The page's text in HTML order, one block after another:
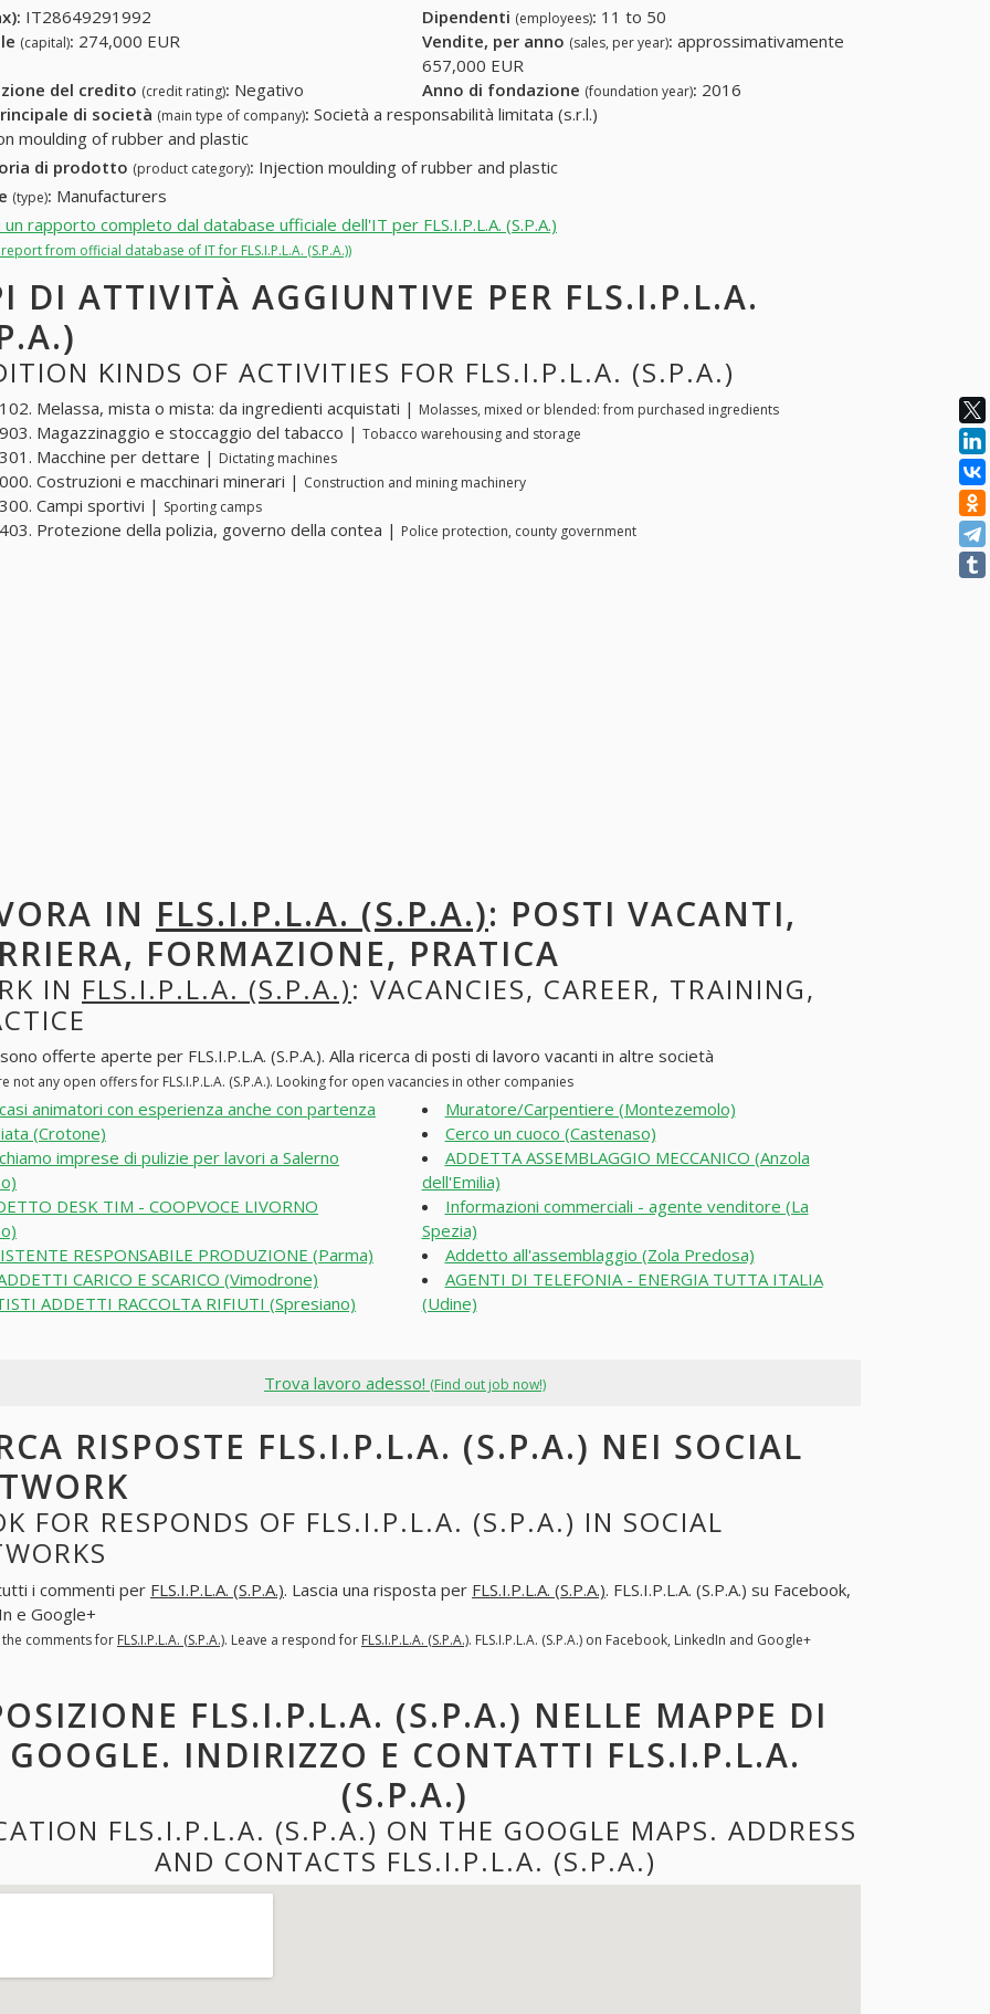
IT28649291992 Dipendenti (employees): 11 to 50
(capital): 274,000 EUR Vendite, per anno (sales, per year): approssimativamente
657,000 EUR
del credito (credit rating): Negativo Anno di fondazione (foundation year): 2016
di società (main type of company): Società a responsabilità limitata (s.r.l.)
moulding of rubber and plastic
di prodotto (product category): Injection moulding of rubber and plastic
(type): Manufacturers
rapporto completo dal database ufficiale dell'IT per FLS.I.P.L.A. (S.P.A.)
from official database of IT for FLS.I.P.L.A. (S.P.A.))
DI ATTIVITÀ AGGIUNTIVE PER FLS.I.P.L.A.
KINDS OF ACTIVITIES FOR FLS.I.P.L.A. (S.P.A.)
Melassa, mista o mista: da ingredienti acquistati | Molasses, mixed or blended: from purchased ingredients
Magazzinaggio e stoccaggio del tabacco | Tobacco warehousing and storage
Macchine per dettare | Dictating machines
Costruzioni e macchinari minerari | Construction and mining machinery
Campi sportivi | Sporting camps
Protezione della polizia, governo della contea | Police protection, county government
IN FLS.I.P.L.A. (S.P.A.): POSTI VACANTI,
FORMAZIONE, PRATICA
IN FLS.I.P.L.A. (S.P.A.): VACANCIES, CAREER, TRAINING,
offerte aperte per FLS.I.P.L.A. (S.P.A.). Alla ricerca di posti di lavoro vacanti in altre società
not any open offers for FLS.I.P.L.A. (S.P.A.). Looking for open vacancies in other companies
animatori con esperienza anche con partenza
(Crotone)
imprese di pulizie per lavori a Salerno
DESK TIM - COOPVOCE LIVORNO
RESPONSABILE PRODUZIONE (Parma)
CARICO E SCARICO (Vimodrone)
ADDETTI RACCOLTA RIFIUTI (Spresiano)
Muratore/Carpentiere (Montezemolo)
Cerco un cuoco (Castenaso)
ADDETTA ASSEMBLAGGIO MECCANICO (Anzola
dell'Emilia)
Informazioni commerciali - agente venditore (La
Spezia)
Addetto all'assemblaggio (Zola Predosa)
AGENTI DI TELEFONIA - ENERGIA TUTTA ITALIA
(Udine)
Trova lavoro adesso! (Find out job now!)
RISPOSTE FLS.I.P.L.A. (S.P.A.) NEI SOCIAL
FOR RESPONDS OF FLS.I.P.L.A. (S.P.A.) IN SOCIAL
i commenti per FLS.I.P.L.A. (S.P.A.). Lascia una risposta per FLS.I.P.L.A. (S.P.A.). FLS.I.P.L.A. (S.P.A.) su Facebook,
e Google+
the comments for FLS.I.P.L.A. (S.P.A.). Leave a respond for FLS.I.P.L.A. (S.P.A.). FLS.I.P.L.A. (S.P.A.) on Facebook, LinkedIn and Google+
FLS.I.P.L.A. (S.P.A.) NELLE MAPPE DI
GOOGLE. INDIRIZZO E CONTATTI FLS.I.P.L.A.
(S.P.A.)
FLS.I.P.L.A. (S.P.A.) ON THE GOOGLE MAPS. ADDRESS
AND CONTACTS FLS.I.P.L.A. (S.P.A.)